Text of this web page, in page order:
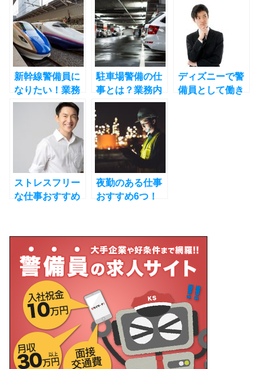
採用基準も紹介
内容も紹介
新幹線警備員に
なりたい！業務
内容や就業のポ
イントも解説
駐車場警備の仕
事とは？業務内
容や必要な資格
も解説
ディズニーで警
備員として働き
ストレスフリー
な仕事おすすめ
夜勤のある仕事
おすすめ6つ！